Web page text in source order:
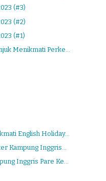
(#3)
(#2)
(#1)
Menikmati Perke...
English Holiday...
Kampung Inggris...
Inggris Pare Ke...